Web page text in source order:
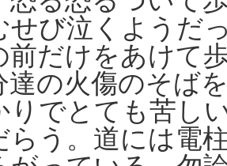
せび泣くようだ
前だけをあけて
達の火傷のそば
りでとても苦し
らう。道には電